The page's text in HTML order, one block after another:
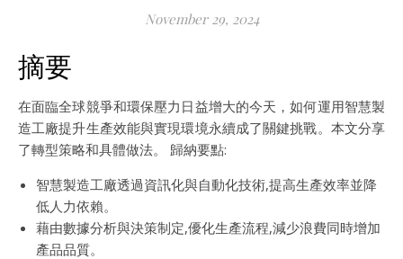
November 29, 2024
摘要
在面臨全球競爭和環保壓力日益增大的今天，如何運用智慧製
造工廠提升生產效能與實現環境永續成了關鍵挑戰。本文分享
了轉型策略和具體做法。 歸納要點:
智慧製造工廠透過資訊化與自動化技術,提高生產效率並降
低人力依賴。
藉由數據分析與決策制定,優化生產流程,減少浪費同時增加
產品品質。